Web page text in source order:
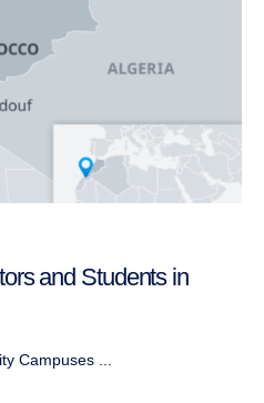
: Formation visant à
la violence dans les